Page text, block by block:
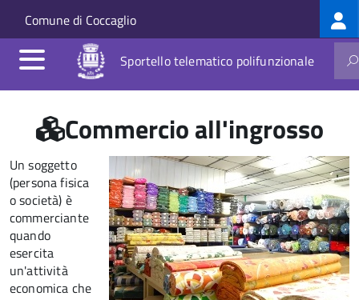
Salta al contenuto principale
Skip to site navigation
Comune di Coccaglio
Sportello telematico polifunzionale
Commercio all'ingrosso
Un soggetto
(persona fisica
o società) è
commerciante
quando
esercita
un'attività
economica che